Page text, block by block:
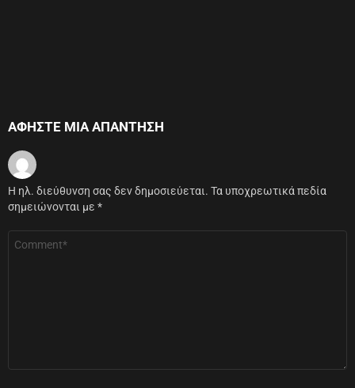
ΑΦΉΣΤΕ ΜΙΑ ΑΠΆΝΤΗΣΗ
Η ηλ. διεύθυνση σας δεν δημοσιεύεται. Τα υποχρεωτικά πεδία
σημειώνονται με *
Σχόλιο